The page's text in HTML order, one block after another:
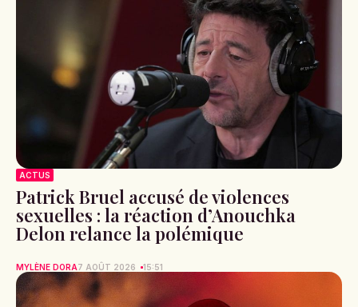
ACTUS
Patrick Bruel accusé de violences
sexuelles : la réaction d’Anouchka
Delon relance la polémique
MYLÈNE DORA7 AOÛT 2026 15:51